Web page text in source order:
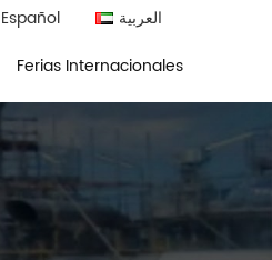
Español العربية
Ferias Internacionales